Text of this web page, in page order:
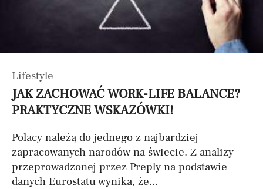
Lifestyle
JAK ZACHOWAĆ WORK-LIFE BALANCE?
PRAKTYCZNE WSKAZÓWKI!
Polacy należą do jednego z najbardziej
zapracowanych narodów na świecie. Z analizy
przeprowadzonej przez Preply na podstawie
danych Eurostatu wynika, że...